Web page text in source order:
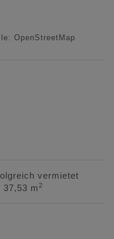
OpenStreetMap
vermietet
37,53 m2